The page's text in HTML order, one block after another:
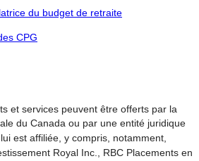
du budget de retraite
CPG
et services peuvent être offerts par la
du Canada ou par une entité juridique
est affiliée, y compris, notamment,
Royal Inc., RBC Placements en